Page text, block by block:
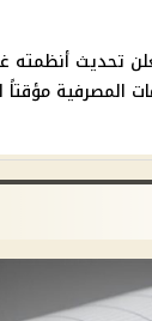
تحديث أنظمته
المصرفية مؤقتاً